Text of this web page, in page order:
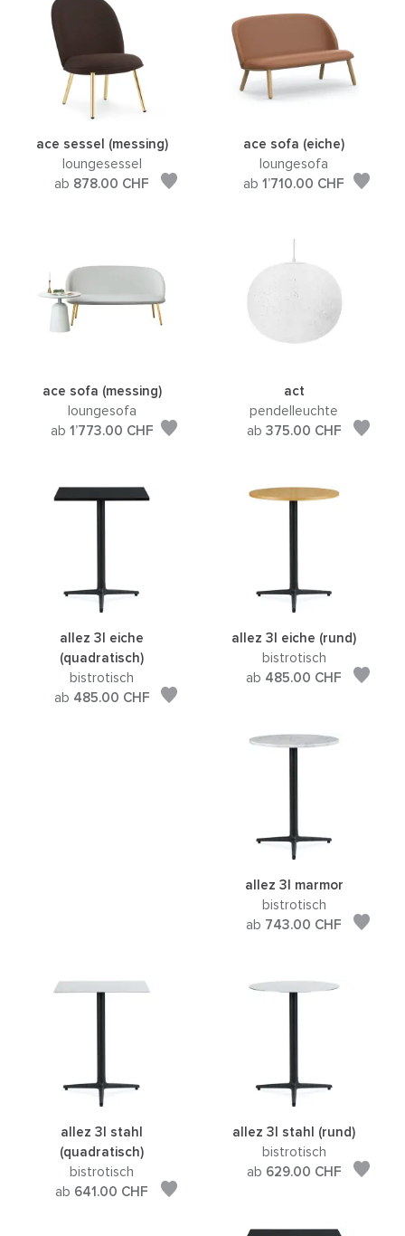
ace sessel (messing)
loungesessel
ab 878.00 CHF
ace sofa (eiche)
loungesofa
ab1’710.00 CHF
ace sofa (messing)
loungesofa
ab 1’773.00 CHF
act
pendelleuchte
ab 375.00 CHF
allez 3l eiche
(quadratisch)
bistrotisch
ab 485.00 CHF
allez 3l eiche (rund)
bistrotisch
ab 485.00 CHF
allez 3l marmor
bistrotisch
ab 743.00 CHF
allez 3l stahl
(quadratisch)
bistrotisch
ab 641.00 CHF
allez 3l stahl (rund)
bistrotisch
ab 629.00 CHF